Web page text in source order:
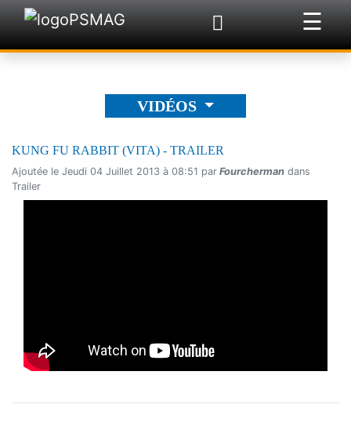
☰
×
VIDÉOS
KUNG FU RABBIT (VITA) - TRAILER
Ajoutée le Jeudi 04 Juillet 2013 à 08:51 par Fourcherman dans
Trailer